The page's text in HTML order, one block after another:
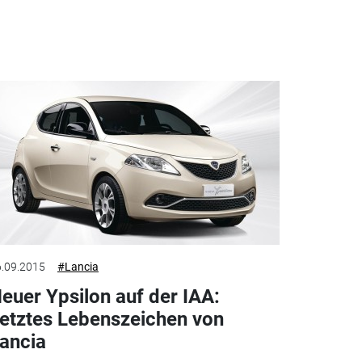
#Lancia
Ypsilon auf der IAA:
Lebenszeichen von